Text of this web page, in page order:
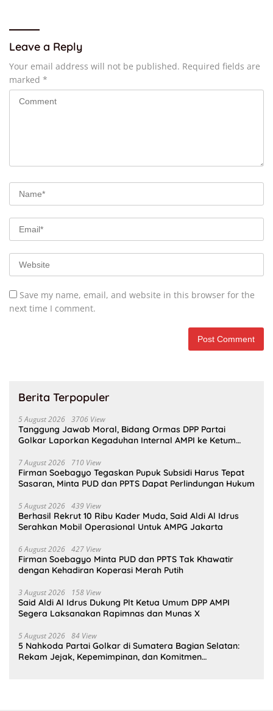
Leave a Reply
Your email address will not be published. Required fields are
marked *
Save my name, email, and website in this browser for the
next time I comment.
Berita Terpopuler
5 August 2026 3706 View
Tanggung Jawab Moral, Bidang Ormas DPP Partai
Golkar Laporkan Kegaduhan Internal AMPI ke Ketum
7 August 2026 710 View
Firman Soebagyo Tegaskan Pupuk Subsidi Harus Tepat
Sasaran, Minta PUD dan PPTS Dapat Perlindungan Hukum
5 August 2026 439 View
Berhasil Rekrut 10 Ribu Kader Muda, Said Aldi Al Idrus
Serahkan Mobil Operasional Untuk AMPG Jakarta
6 August 2026 427 View
Firman Soebagyo Minta PUD dan PPTS Tak Khawatir
dengan Kehadiran Koperasi Merah Putih
3 August 2026 158 View
Said Aldi Al Idrus Dukung Plt Ketua Umum DPP AMPI
Segera Laksanakan Rapimnas dan Munas X
5 August 2026 84 View
5 Nahkoda Partai Golkar di Sumatera Bagian Selatan:
Rekam Jejak, Kepemimpinan, dan Komitmen